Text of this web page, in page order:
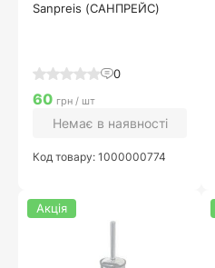
Sanpreis (САНПРЕЙС)
0
60 грн / шт
Немає в наявності
Код товару: 1000000774
Акція